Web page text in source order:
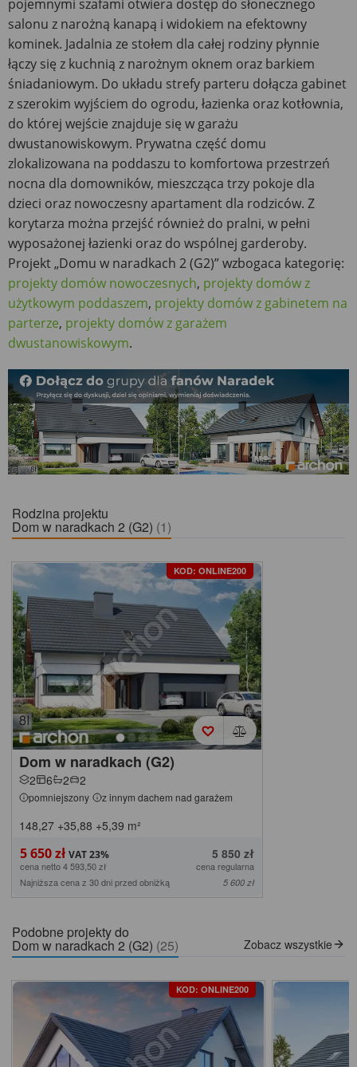
pojemnymi szafami otwiera dostęp do słonecznego
salonu z narożną kanapą i widokiem na efektowny
kominek. Jadalnia ze stołem dla całej rodziny płynnie
łączy się z kuchnią z narożnym oknem oraz barkiem
śniadaniowym. Do układu strefy parteru dołącza gabinet
z szerokim wyjściem do ogrodu, łazienka oraz kotłownia,
do której wejście znajduje się w garażu
dwustanowiskowym. Prywatna część domu
zlokalizowana na poddaszu to komfortowa przestrzeń
nocna dla domowników, mieszcząca trzy pokoje dla
dzieci oraz nowoczesny apartament dla rodziców. Z
korytarza można przejść również do pralni, w pełni
wyposażonej łazienki oraz do wspólnej garderoby.
Projekt „Domu w naradkach 2 (G2)” wzbogaca kategorię:
projekty domów nowoczesnych, projekty domów z
użytkowym poddaszem, projekty domów z gabinetem na
parterze, projekty domów z garażem
dwustanowiskowym.
Rodzina projektu
Dom w naradkach 2 (G2) (1)
KOD: ONLINE200
Dom w naradkach (G2)
2 6 2 2
pomniejszony z innym dachem nad garażem
148,27 +35,88 +5,39 m²
5 650 zł 5 850 zł
cena netto 4 593,50 zł
cena regularna
Najniższa cena z 30 dni przed obniżką
5 600 zł
Podobne projekty do
Dom w naradkach 2 (G2) (25) Zobacz wszystkie
KOD: ONLINE200